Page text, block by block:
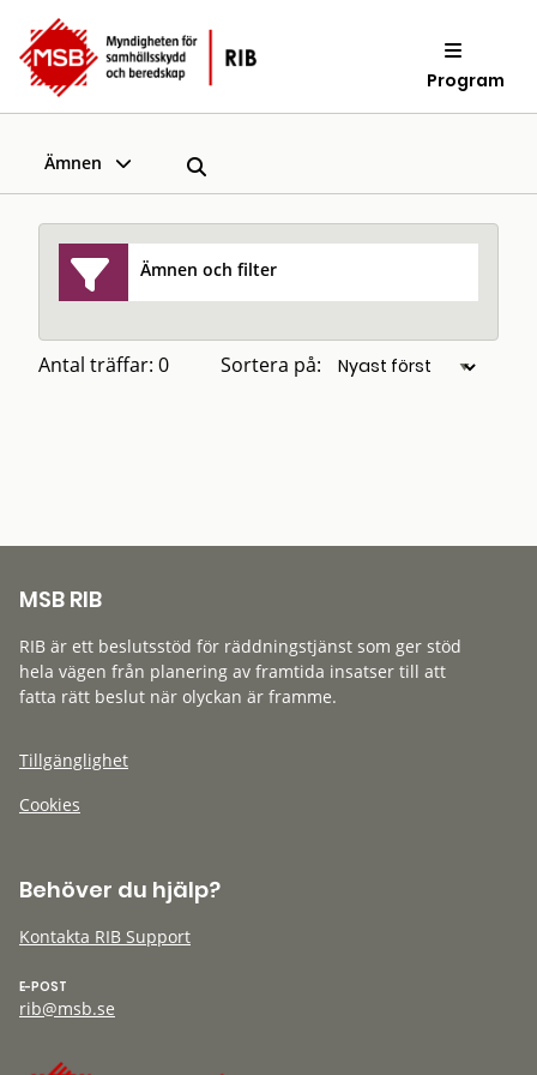
Program
Ämnen
Ämnen och filter
Antal träffar: 0 Sortera på:
MSB RIB
RIB är ett beslutsstöd för räddningstjänst som ger stöd
hela vägen från planering av framtida insatser till att
fatta rätt beslut när olyckan är framme.
Tillgänglighet
Cookies
Behöver du hjälp?
Kontakta RIB Support
E-POST
rib@msb.se